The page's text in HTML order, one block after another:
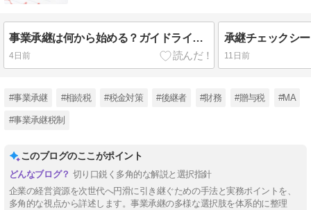
事業承継は何から始める？ガイドラインの5ステップで解説
4日前 11日前
#事業承継 #相続税 #税金対策 #後継者 #財務 #贈与税 #МA
#事業承継税制
このブログのここがポイント
切り口鋭く多角的な解説と選択指針
企業の経営資源を次世代へ円滑に引き継ぐための手法と実務ポイントを、
多角的な視点から詳述します。事業承継の多様な選択肢を体系的に整理